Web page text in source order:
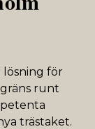
lösning för
runt
trästaket.